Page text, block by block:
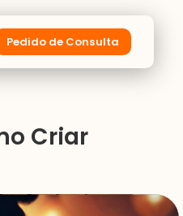
Pedido de Consulta
Criar